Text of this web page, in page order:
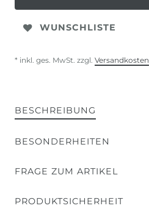
WUNSCHLISTE
* inkl. ges. MwSt. zzgl. Versandkosten
BESCHREIBUNG
BESONDERHEITEN
FRAGE ZUM ARTIKEL
PRODUKTSICHERHEIT